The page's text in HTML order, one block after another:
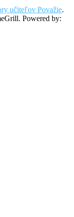
učiteľov Považie.
Powered by: